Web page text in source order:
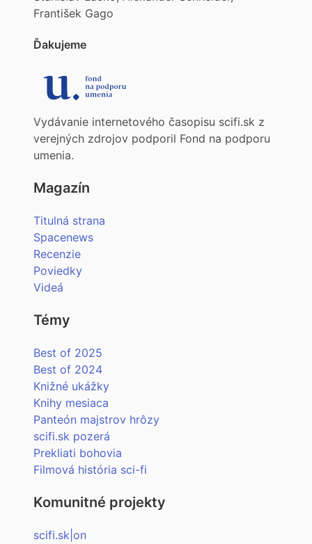
František Gago
Ďakujeme
Vydávanie internetového časopisu scifi.sk z
verejných zdrojov podporil Fond na podporu
umenia.
Magazín
Titulná strana
Spacenews
Recenzie
Poviedky
Videá
Témy
Best of 2025
Best of 2024
Knižné ukážky
Knihy mesiaca
Panteón majstrov hrôzy
scifi.sk pozerá
Prekliati bohovia
Filmová história sci-fi
Komunitné projekty
scifi.sk|on